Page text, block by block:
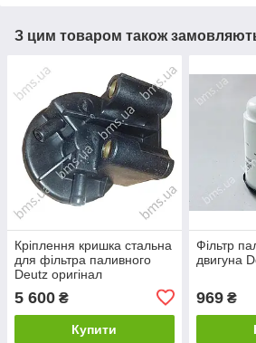
З цим товаром також
Кріплення кришка стальна
для фільтра паливного
Deutz оригінал
5 600 ₴
Купити
Фільтр
двигуна
969₴